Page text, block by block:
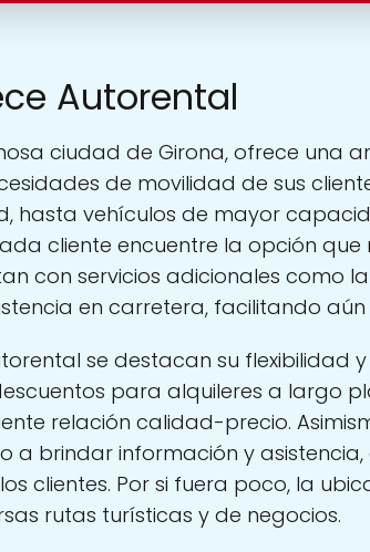
Autorental
ciudad de Girona, ofrece una
de movilidad de sus
hasta vehículos de mayor
cliente encuentre la opción que
con servicios adicionales como
en carretera, facilitando
se destacan su flexibilidad
para alquileres a largo
relación calidad-precio.
a brindar información y
clientes. Por si fuera poco, la
rutas turísticas y de negocios.